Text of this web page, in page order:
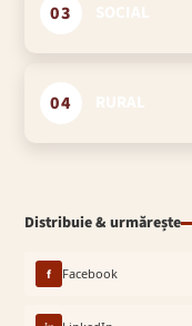
03
04
Distribuie & urmărește
f Facebook